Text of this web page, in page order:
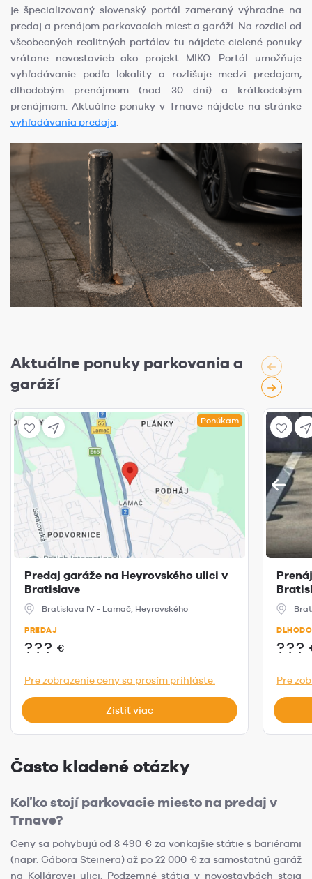
je špecializovaný slovenský portál zameraný výhradne na
predaj a prenájom parkovacích miest a garáží. Na rozdiel od
všeobecných realitných portálov tu nájdete cielené ponuky
vrátane novostavieb ako projekt MIKO. Portál umožňuje
vyhľadávanie podľa lokality a rozlišuje medzi predajom,
dlhodobým prenájmom (nad 30 dní) a krátkodobým
prenájmom. Aktuálne ponuky v Trnave nájdete na stránke
vyhľadávania predaja
Aktuálne ponuky parkovania a
garáží
Ponúkam
Predaj garáže na Heyrovského ulici v
Bratislave
Bratislava IV - Lamač, Heyrovského
PREDAJ
??? €
Pre zobrazenie ceny sa prosím prihláste.
Zistiť viac
???
Pre
Často kladené otázky
Koľko stojí parkovacie miesto na predaj v
Trnave?
Ceny sa pohybujú od 8 490 € za vonkajšie státie s bariérami
(napr. Gábora Steinera) až po 22 000 € za samostatnú garáž
na Kollárovej ulici. Podzemné státia v novostavbách stoja